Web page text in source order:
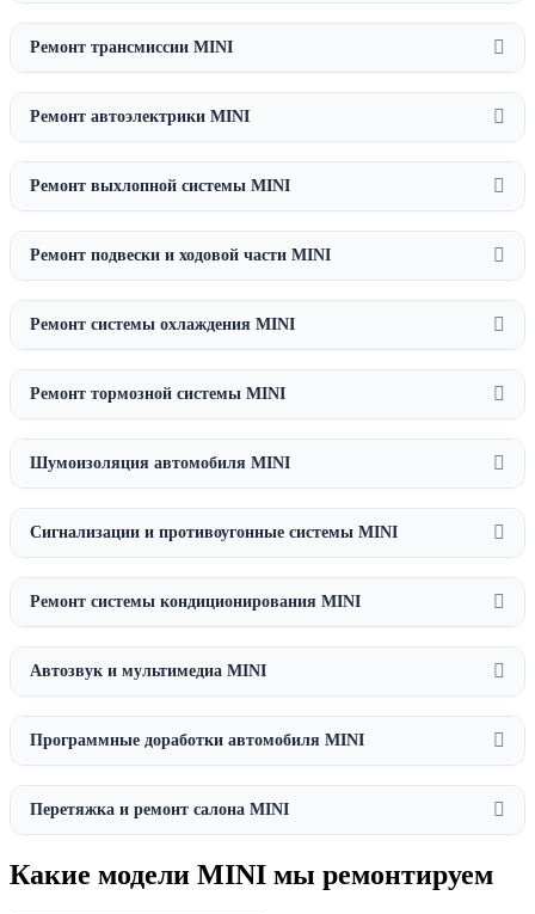
Ремонт трансмиссии MINI
Ремонт автоэлектрики MINI
Ремонт выхлопной системы MINI
Ремонт подвески и ходовой части MINI
Ремонт системы охлаждения MINI
Ремонт тормозной системы MINI
Шумоизоляция автомобиля MINI
Сигнализации и противоугонные системы MINI
Ремонт системы кондиционирования MINI
Автозвук и мультимедиа MINI
Программные доработки автомобиля MINI
Перетяжка и ремонт салона MINI
Какие модели MINI мы ремонтируем